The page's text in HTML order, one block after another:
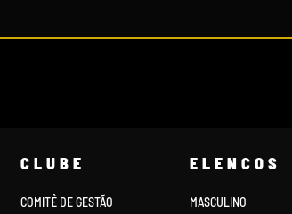
CLUBE
COMITÊ DE GESTÃO
ELENCOS
MASCULINO